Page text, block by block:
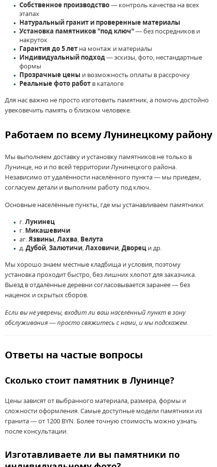
Собственное производство— контроль качества на всех
этапах
Натуральный гранит и проверенные материалы
Установка памятников "под ключ"— без посредников и
накруток
Гарантия до 5 лет на монтаж и материалы
Индивидуальный подход— эскизы, фото, нестандартные
формы
Прозрачные цены и возможность оплаты в рассрочку
Реальные фото работ в каталоге
Для нас важно не просто изготовить памятник, а помочь достойно
увековечить память о близком человеке.
Работаем по всему Лунинецкому району
Мы выполняем доставку и установку памятников не только в
Лунинце, но и по всей территории Лунинецкого района.
Независимо от удалённости населённого пункта — мы приедем,
согласуем детали и выполним работу под ключ.
Основные населённые пункты, где мы устанавливаем памятники:
г.Лунинец
г. Микашевичи
аг.Язвины,Лахва, Велута
д.Дубой,Залютичи,Лаховичи,Дворец и др.
Мы хорошо знаем местные кладбища и условия, поэтому
установка проходит быстро, без лишних хлопот для заказчика.
Выезд в отдалённые деревни согласовывается заранее — без
наценок и скрытых сборов.
Если вы не уверены, входит ли ваш населённый пункт в зону
обслуживания — просто свяжитесь с нами, и мы подскажем.
Ответы на частые вопросы
Сколько стоит памятник в Лунинце?
Цены зависят от выбранного материала, размера, формы и
сложности оформления. Самые доступные модели памятники из
гранита — от 1200 BYN. Более точную стоимость можно узнать
после консультации.
Изготавливаете ли вы памятники по